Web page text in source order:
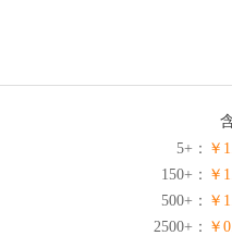
5+： ￥
150+： ￥
500+： ￥
2500+： ￥